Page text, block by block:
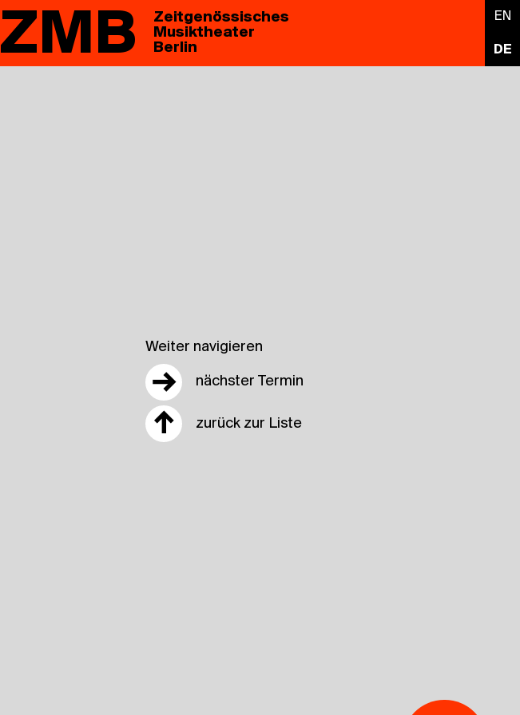
EN
DE
ZMB
Zeitgenössisches
Musiktheater
Berlin
Weiter navigieren
→ nächster Termin
↑ zurück zur Liste